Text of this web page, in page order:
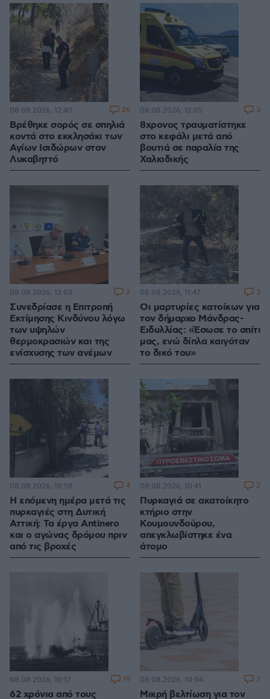
Βρέθηκε σορός σε σπηλιά
κοντά στο εκκλησάκι των
Αγίων Ισιδώρων στον
Λυκαβηττό
08.08.2026, 12:40 26
8χρονος τραυματίστηκε
στο κεφάλι μετά από
βουτιά σε παραλία της
Χαλκιδικής
08.08.2026, 12:05 3
Συνεδρίασε η Επιτροπή
Εκτίμησης Κινδύνου λόγω
των υψηλών
θερμοκρασιών και της
ενίσχυσης των ανέμων
08.08.2026, 12:03 2
Οι μαρτυρίες κατοίκων για
τον δήμαρχο Μάνδρας-
Ειδυλλίας: «Έσωσε το σπίτι
μας, ενώ δίπλα καιγόταν
το δικό του»
08.08.2026, 11:47 3
Η επόμενη ημέρα μετά τις
πυρκαγιές στη Δυτική
Αττική: Τα έργα Antinero
και ο αγώνας δρόμου πριν
από τις βροχές
08.08.2026, 10:59 4
Πυρκαγιά σε ακατοίκητο
κτήριο στην
Κουμουνδούρου,
απεγκλωβίστηκε ένα
άτομο
08.08.2026, 10:41 2
62 χρόνια από τους
08.08.2026, 10:17 19
Μικρή βελτίωση για τον
08.08.2026, 10:04 2